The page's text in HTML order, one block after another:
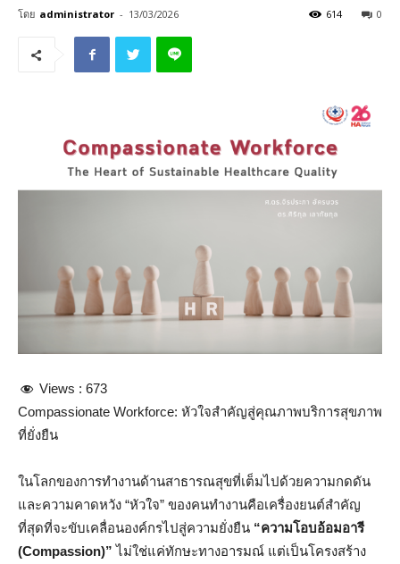
โดย administrator - 13/03/2026 0
614
Views : 673
Compassionate Workforce: หัวใจสำคัญสู่คุณภาพบริการสุขภาพ
ที่ยั่งยืน
ในโลกของการทำงานด้านสาธารณสุขที่เต็มไปด้วยความกดดัน
และความคาดหวัง “หัวใจ” ของคนทำงานคือเครื่องยนต์สำคัญ
ที่สุดที่จะขับเคลื่อนองค์กรไปสู่ความยั่งยืน “ความโอบอ้อมอารี
(Compassion)” ไม่ใช่แค่ทักษะทางอารมณ์ แต่เป็นโครงสร้าง